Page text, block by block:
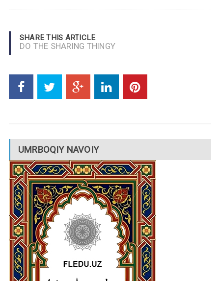
SHARE THIS ARTICLE
DO THE SHARING THINGY
UMRBOQIY NAVOIY